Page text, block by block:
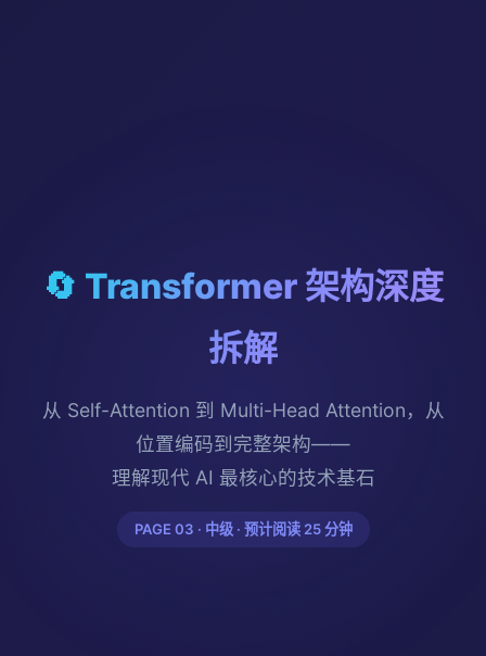
🔄 Transformer 架构深度
拆解
从 Self-Attention 到 Multi-Head Attention，从
位置编码到完整架构——
理解现代 AI 最核心的技术基石
PAGE 03 · 中级 · 预计阅读 25 分钟